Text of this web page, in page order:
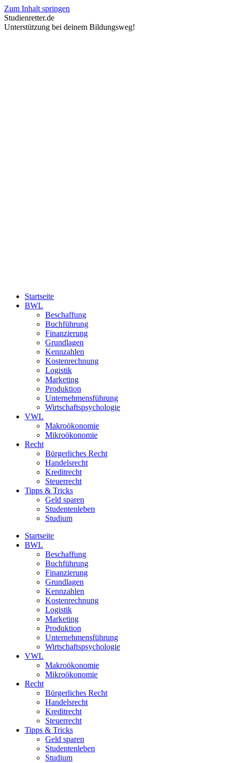
Zum Inhalt springen
Studienretter.de
Unterstützung bei deinem Bildungsweg!
Startseite
BWL
Beschaffung
Buchführung
Finanzierung
Grundlagen
Kennzahlen
Kostenrechnung
Logistik
Marketing
Produktion
Unternehmensführung
Wirtschaftspsychologie
VWL
Makroökonomie
Mikroökonomie
Recht
Bürgerliches Recht
Handelsrecht
Kreditrecht
Steuerrecht
Tipps & Tricks
Geld sparen
Studentenleben
Studium
Startseite
BWL
Beschaffung
Buchführung
Finanzierung
Grundlagen
Kennzahlen
Kostenrechnung
Logistik
Marketing
Produktion
Unternehmensführung
Wirtschaftspsychologie
VWL
Makroökonomie
Mikroökonomie
Recht
Bürgerliches Recht
Handelsrecht
Kreditrecht
Steuerrecht
Tipps & Tricks
Geld sparen
Studentenleben
Studium